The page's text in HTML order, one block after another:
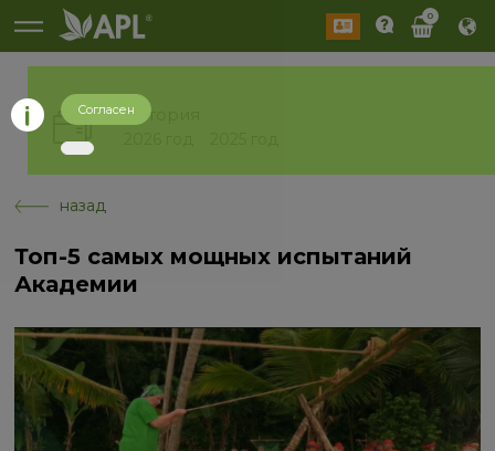
0
История
назад
Топ-5 самых мощных испытаний
Академии
Согласен